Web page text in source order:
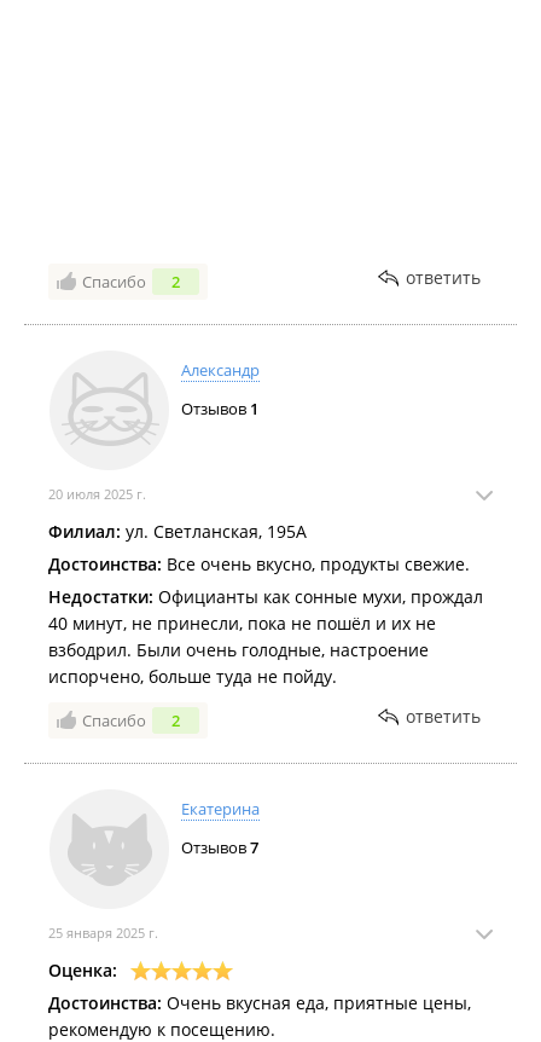
Спасибо 2 ответить
Александр
Отзывов 1
20 июля 2025 г.
Филиал: ул. Светланская, 195А
Достоинства: Все очень вкусно, продукты свежие.
Недостатки: Официанты как сонные мухи, прождал
40 минут, не принесли, пока не пошёл и их не
взбодрил. Были очень голодные, настроение
испорчено, больше туда не пойду.
Спасибо 2 ответить
Екатерина
Отзывов7
25 января 2025 г.
Оценка:
Достоинства: Очень вкусная еда, приятные цены,
рекомендую к посещению.